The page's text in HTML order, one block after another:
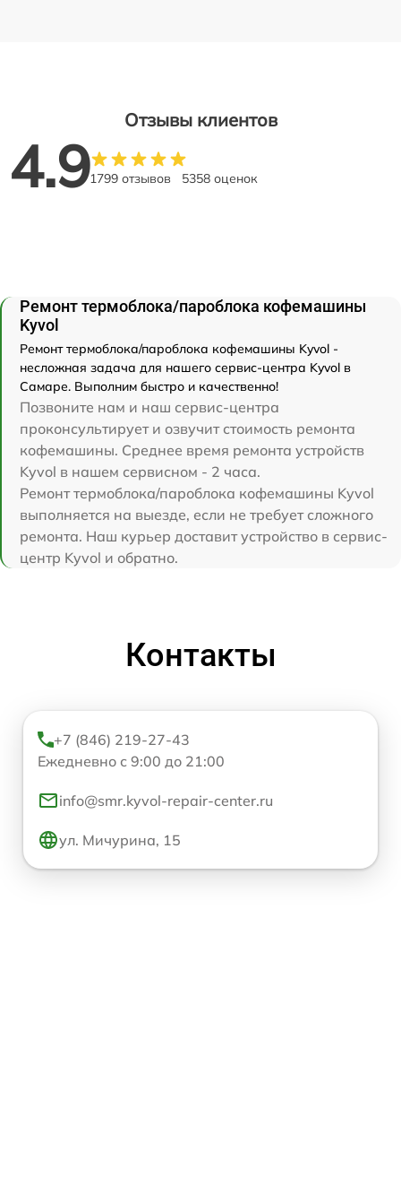
Отзывы клиентов
4.91799 отзывов 5358 оценок
Ремонт термоблока/пароблока кофемашины
Kyvol
Ремонт термоблока/пароблока кофемашины Kyvol -
несложная задача для нашего сервис-центра Kyvol в
Самаре. Выполним быстро и качественно!
Позвоните нам и наш сервис-центра
проконсультирует и озвучит стоимость ремонта
кофемашины. Среднее время ремонта устройств
Kyvol в нашем сервисном - 2 часа.
Ремонт термоблока/пароблока кофемашины Kyvol
выполняется на выезде, если не требует сложного
ремонта. Наш курьер доставит устройство в сервис-
центр Kyvol и обратно.
Контакты
+7 (846) 219-27-43
Ежедневно с 9:00 до 21:00
info@smr.kyvol-repair-center.ru
ул. Мичурина, 15